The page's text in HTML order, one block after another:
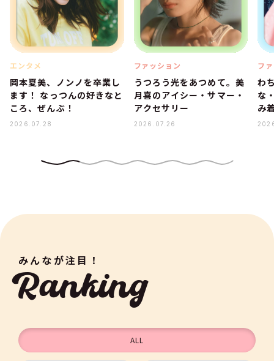
エンタメ
岡本夏美、ノンノを卒業し
ます！ なっつんの好きなと
ころ、ぜんぶ！
2026.07.28
ファッション
うつろう光をあつめて。美
月喜のアイシー・サマー・
アクセサリー
2026.07.26
フ
わ
な
み
みんなが注目！
Ranking
ALL